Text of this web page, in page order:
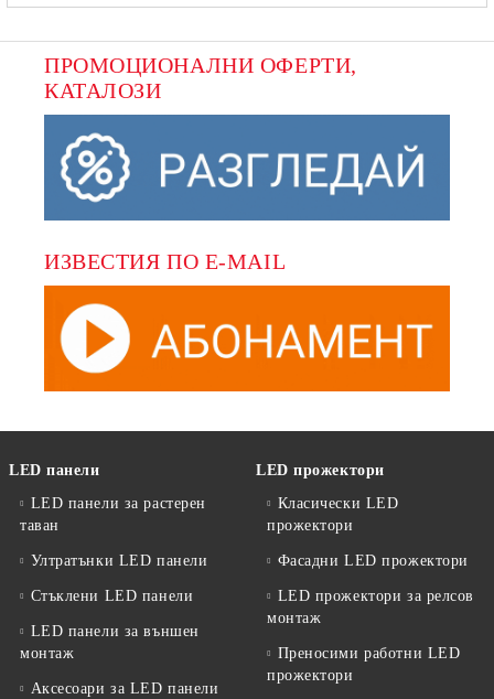
ПРОМОЦИОНАЛНИ ОФЕРТИ,
КАТАЛОЗИ
ИЗВЕСТИЯ ПО E-MAIL
LED панели
LED панели за растерен
таван
Ултратънки LED панели
Стъклени LED панели
LED панели за външен
монтаж
Аксесоари за LED панели
LED прожектори
Класически LED
прожектори
Фасадни LED прожектори
LED прожектори за релсов
монтаж
Преносими работни LED
прожектори